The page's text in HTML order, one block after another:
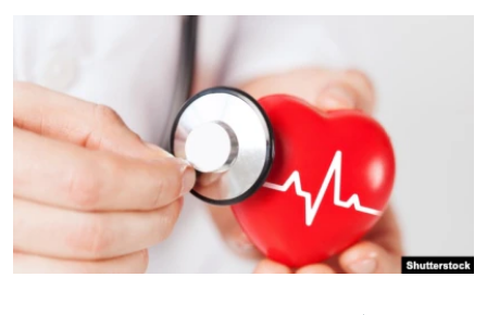
ЫҢГАЙСЫЗ СУРООЛОР
ЭЕ/АРнун бардык сайттары